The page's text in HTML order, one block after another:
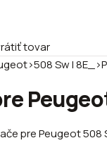
tovar
›508 Sw I 8E_ ›
pre Peugeot 508